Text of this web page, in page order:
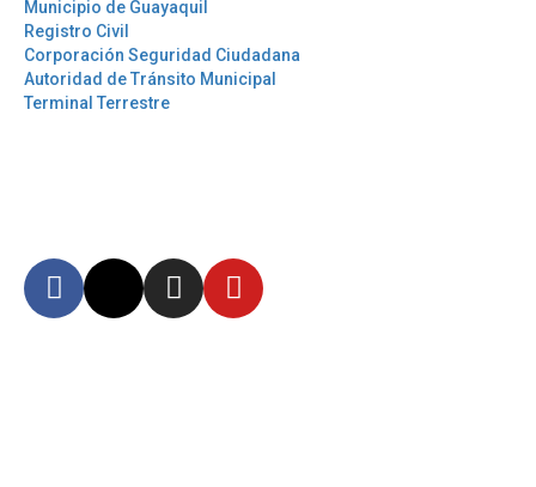
Municipio de Guayaquil
Registro Civil
Corporación Seguridad Ciudadana
Autoridad de Tránsito Municipal
Terminal Terrestre